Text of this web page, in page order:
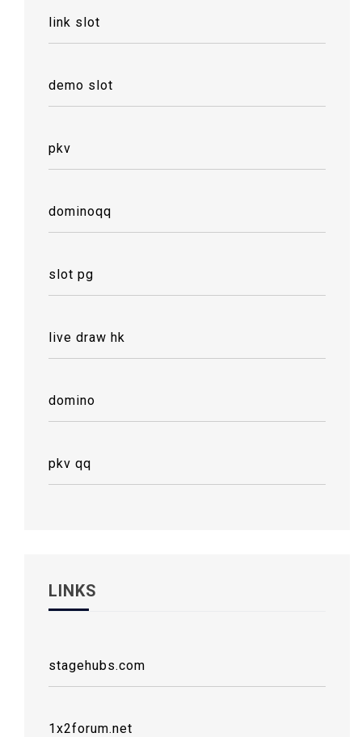
link slot
demo slot
pkv
dominoqq
slot pg
live draw hk
domino
pkv qq
LINKS
stagehubs.com
1x2forum.net